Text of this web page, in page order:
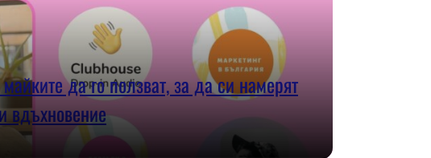
да го ползват, за да си намерят
вдъхновение